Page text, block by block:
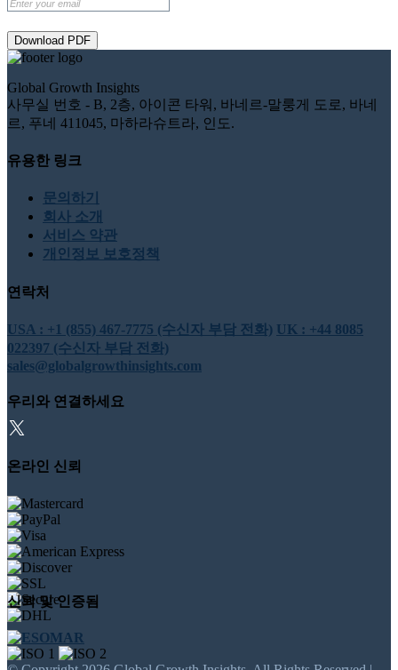
Download PDF
Global Growth Insights
사무실 번호 - B, 2층, 아이콘 타워, 바네르-말룽게 도로, 바네
르, 푸네 411045, 마하라슈트라, 인도.
유용한 링크
문의하기
회사 소개
서비스 약관
개인정보 보호정책
연락처
USA : +1 (855) 467-7775 (수신자 부담 전화) UK : +44 8085
022397 (수신자 부담 전화)
sales@globalgrowthinsights.com
우리와 연결하세요
온라인 신뢰
신뢰 및 인증됨